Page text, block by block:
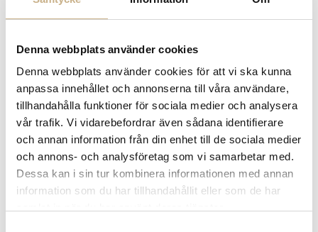
Denna webbplats använder cookies
Denna webbplats använder cookies för att vi ska kunna
anpassa innehållet och annonserna till våra användare,
tillhandahålla funktioner för sociala medier och analysera
vår trafik. Vi vidarebefordrar även sådana identifierare
och annan information från din enhet till de sociala medier
och annons- och analysföretag som vi samarbetar med.
Dessa kan i sin tur kombinera informationen med annan
information som du har tillhandahållit eller som de har
Fri frakt på mindra varor vid köp över 1000:-
900:- i frakt vid köp av större möbler
Hämta i butik
FRÅGA OSS OM PRODUKTEN
BESKRIVNING